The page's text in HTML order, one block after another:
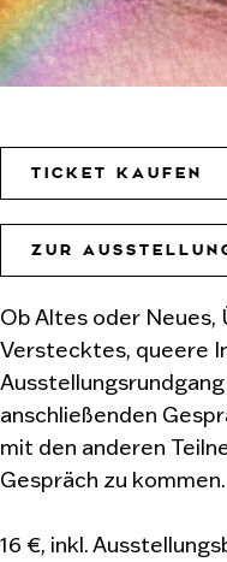
TICKET KAUFEN
ZUR
Ob Altes oder Neues,
Verstecktes, queere
anschließenden
mit den anderen
Gespräch zu kommen.
16 €, inkl.